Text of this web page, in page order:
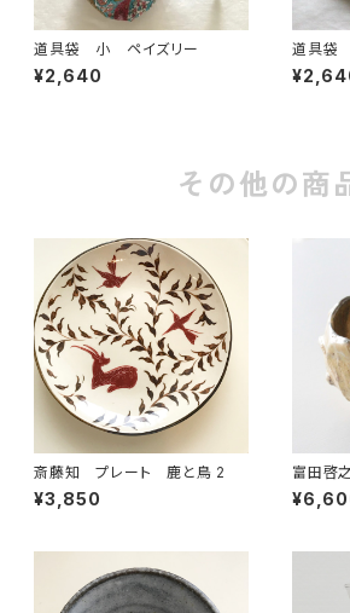
道具袋 小 ペイズリー
¥2,640
道具袋
その他の商
斎藤知 プレート 鹿と鳥 2
¥3,850
富田啓
彩 イエ